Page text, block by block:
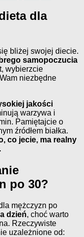
dla
bliżej swojej diecie.
samopoczucia
wybierzcie
niezbędne
jakości
warzywa i
Pamiętajcie o
źródłem białka.
co jecie, ma realny
po 30?
mężczyzn po
dzień, choć warto
Rzeczywiste
uzależnione od: